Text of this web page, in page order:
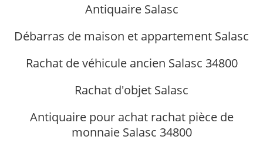
Antiquaire Salasc
Débarras de maison et appartement Salasc
Rachat de véhicule ancien Salasc 34800
Rachat d'objet Salasc
Antiquaire pour achat rachat pièce de
monnaie Salasc 34800